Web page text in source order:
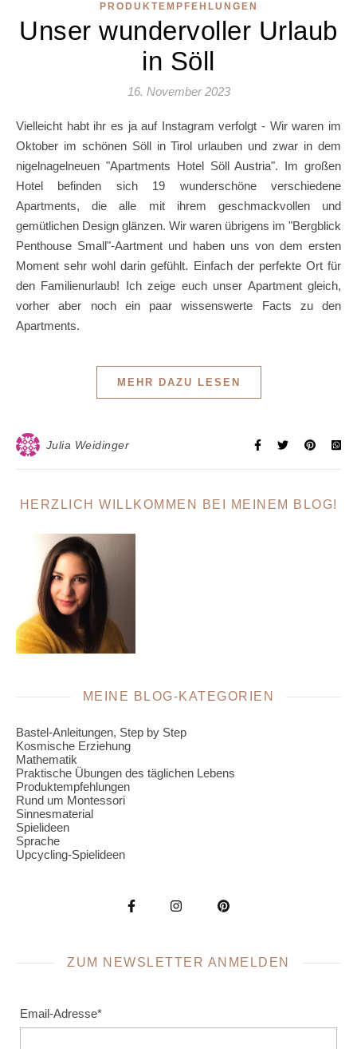
PRODUKTEMPFEHLUNGEN
Unser wundervoller Urlaub
in Söll
16. November 2023
Vielleicht habt ihr es ja auf Instagram verfolgt - Wir waren im
Oktober im schönen Söll in Tirol urlauben und zwar in dem
nigelnagelneuen "Apartments Hotel Söll Austria". Im großen
Hotel befinden sich 19 wunderschöne verschiedene
Apartments, die alle mit ihrem geschmackvollen und
gemütlichen Design glänzen. Wir waren übrigens im "Bergblick
Penthouse Small"-Aartment und haben uns von dem ersten
Moment sehr wohl darin gefühlt. Einfach der perfekte Ort für
den Familienurlaub! Ich zeige euch unser Apartment gleich,
vorher aber noch ein paar wissenswerte Facts zu den
Apartments.
MEHR DAZU LESEN
Julia Weidinger
HERZLICH WILLKOMMEN BEI MEINEM BLOG!
MEINE BLOG-KATEGORIEN
Bastel-Anleitungen, Step by Step
Kosmische Erziehung
Mathematik
Praktische Übungen des täglichen Lebens
Produktempfehlungen
Rund um Montessori
Sinnesmaterial
Spielideen
Sprache
Upcycling-Spielideen
ZUM NEWSLETTER ANMELDEN
Email-Adresse*